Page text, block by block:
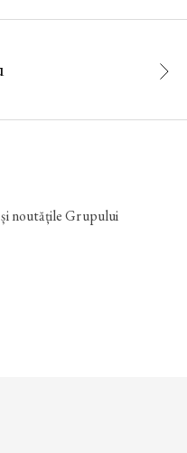
noutățile Grupului